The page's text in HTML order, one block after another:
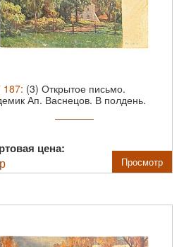
187: (3) Открытое письмо.
Ап. Васнецов. В полдень.
цена:
р Просмотр